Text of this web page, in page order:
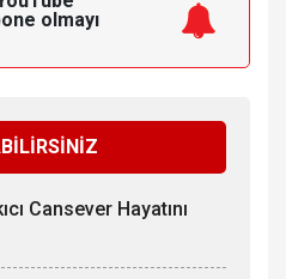
olmayı
Cansever Hayatını